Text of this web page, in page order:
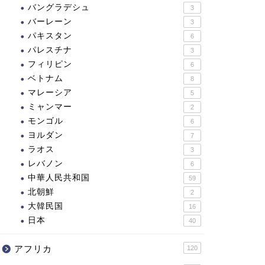
バングラデシュ 3
バーレーン 3
パキスタン 6
パレスチナ 3
フィリピン 6
ベトナム 8
マレーシア 5
ミャンマー 2
モンゴル 6
ヨルダン 7
ラオス 3
レバノン 6
中華人民共和国 59
北朝鮮 2
大韓民国 16
日本 40
アフリカ 120